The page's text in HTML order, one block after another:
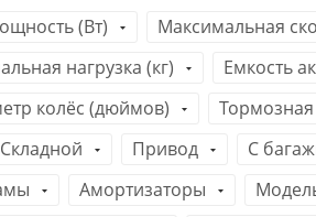
(Вт)
Максимальная
нагрузка (кг)
Емкость
колёс (дюймов)
Складной Привод С
Амортизаторы